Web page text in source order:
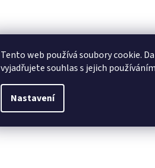
Tento web používá soubory cookie.
vyjadřujete souhlas s jejich
Nastavení